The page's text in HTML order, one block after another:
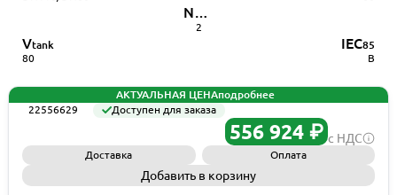
Vtank
80
IEC85
B
N
pump
2
АКТУАЛЬНАЯ ЦЕНАподробнее
22556629
Доступен для заказа
556 924 ₽ с НДС
Доставка Оплата
Добавить в корзину